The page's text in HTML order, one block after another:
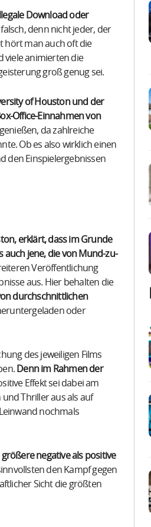
Download oder
denn nicht jeder, der
hört man auch oft die
viele animierten die
groß genug sei.
of Houston und der
Office-Einnahmen von
da zahlreiche
Ob es also wirklich einen
den Einspielergebnissen
erklärt, dass im Grunde
auch jene, die von Mund-zu-
Veröffentlichung
aus. Hier behalten die
durchschnittlichen
oder
des jeweiligen Films
Denn im Rahmen der
Effekt sei dabei am
Thriller aus als auf
nochmals
negative als positive
den Kampf gegen
Sicht die größten